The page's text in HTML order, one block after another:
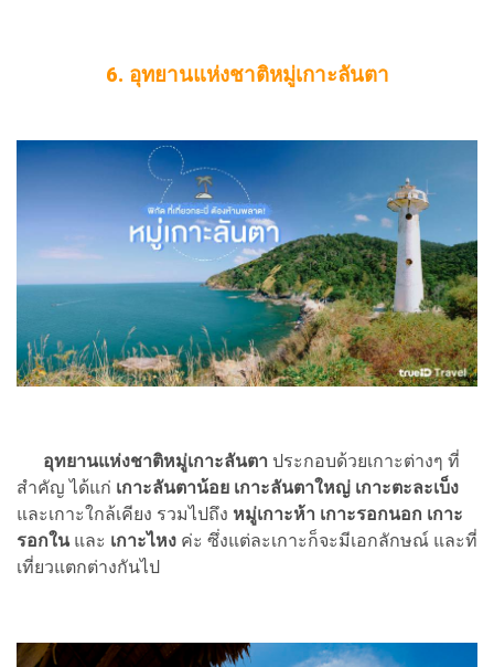
6. อุทยานแห่งชาติหมู่เกาะลันตา
อุทยานแห่งชาติหมู่เกาะลันตา ประกอบด้วยเกาะต่างๆ ที่
สำคัญ ได้แก่ เกาะลันตาน้อย เกาะลันตาใหญ่ เกาะตะละเบ็ง
และเกาะใกล้เคียง รวมไปถึง หมู่เกาะห้า เกาะรอกนอก เกาะ
รอกในและ เกาะไหง ค่ะ ซึ่งแต่ละเกาะก็จะมีเอกลักษณ์ และที่
เที่ยวแตกต่างกันไป